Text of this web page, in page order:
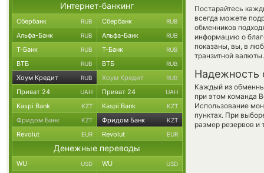
Постарайтесь
всегда можете
обменников
информацию о
показаны, вы, в
транзитной валюты.
Надежность
Каждый из
при этом команда
Использование
пунктах. При
размер резервов и
Интернет-банкинг
Сбербанк RUB Сбербанк RUB
Альфа-Банк RUB Альфа-Банк RUB
Т-Банк RUB Т-Банк RUB
ВТБ RUB ВТБ RUB
Хоум Кредит RUB Хоум Кредит RUB
Приват 24 UAH Приват 24 UAH
Kaspi Bank KZT Kaspi Bank KZT
Фридом Банк KZT Фридом Банк KZT
Revolut EUR Revolut EUR
Денежные переводы
WU USD WU USD